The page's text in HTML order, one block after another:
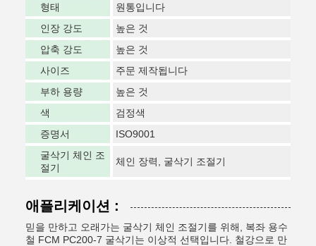
형태
원통입니다
인장 강도
높은 것
압축 강도
높은 것
사이즈
주문 제작됩니다
부하 용량
높은 것
색
검정색
증명서
ISO9001
굴삭기 체인 조
절기
체인 장력, 굴삭기 조절기
애플리케이션 :
믿을 만하고 오래가는 굴삭기 체인 조절기를 위해, 복좌 용수
철 FCM PC200-7 굴삭기는 이상적 선택입니다. 철강으로 만